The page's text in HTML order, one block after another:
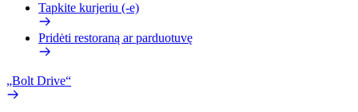
Tapkite kurjeriu (-e)
Pridėti restoraną ar parduotuvę
„Bolt Drive“